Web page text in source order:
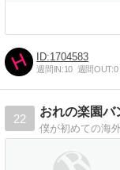
1704583
週間IN:10 週間OUT:0
22
おれの楽園バ